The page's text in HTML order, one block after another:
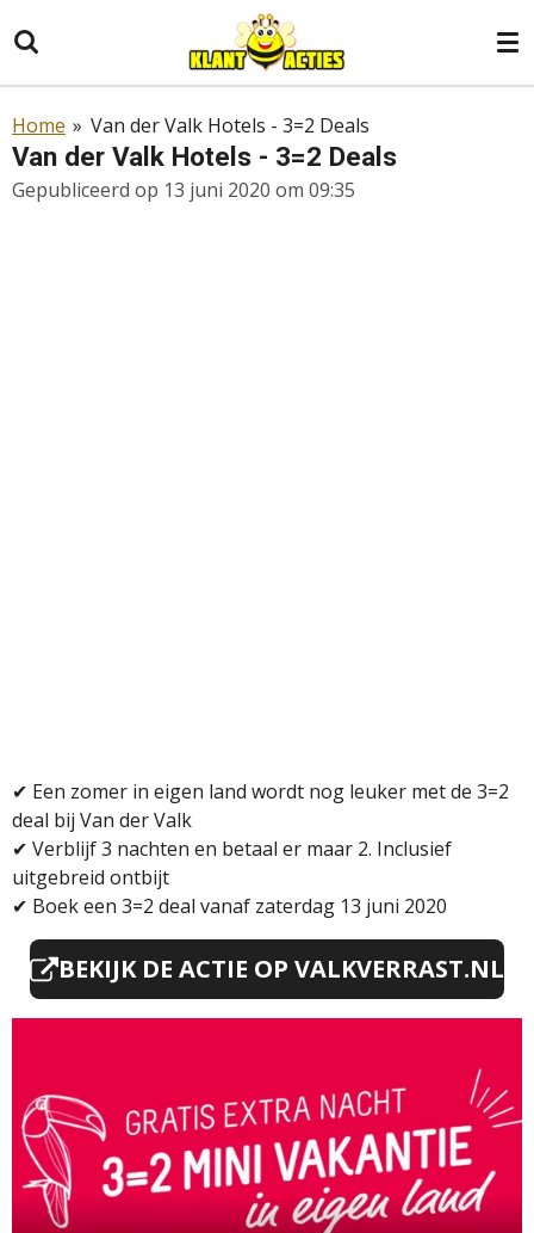
direct
naar
hoofdinhoud
Home » Van der Valk Hotels - 3=2 Deals
Van der Valk Hotels - 3=2 Deals
Gepubliceerd op 13 juni 2020 om 09:35
✔ Een zomer in eigen land wordt nog leuker met de 3=2
deal bij Van der Valk
✔ Verblijf 3 nachten en betaal er maar 2. Inclusief
uitgebreid ontbijt
✔ Boek een 3=2 deal vanaf zaterdag 13 juni 2020
BEKIJK DE ACTIE OP VALKVERRAST.NL